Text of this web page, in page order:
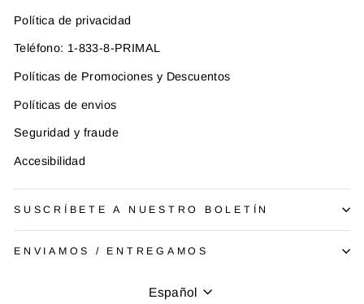
Política de privacidad
Teléfono: 1-833-8-PRIMAL
Políticas de Promociones y Descuentos
Políticas de envios
Seguridad y fraude
Accesibilidad
SUSCRÍBETE A NUESTRO BOLETÍN
ENVIAMOS / ENTREGAMOS
Idioma
Español